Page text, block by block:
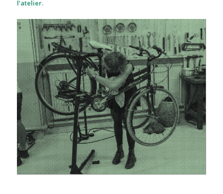
l’atelier.